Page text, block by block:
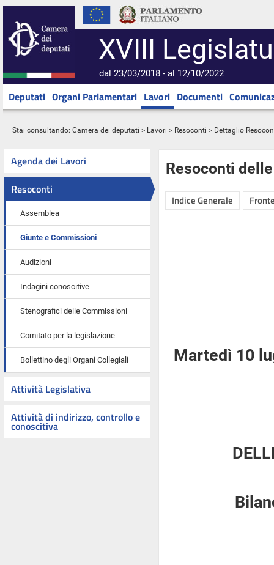
XVIII
dal 23/03/2018 - al 12/10/2022
Deputati Organi Parlamentari Lavori Documenti
Stai consultando: Camera dei deputati > Lavori > Resoconti > Dettaglio
Agenda dei Lavori
Resoconti
Assemblea
Giunte e Commissioni
Audizioni
Indagini conoscitive
Stenografici delle Commissioni
Comitato per la legislazione
Bollettino degli Organi Collegiali
Attività Legislativa
Attività di indirizzo, controllo e
conoscitiva
Resoconti
Indice Generale
Martedì 10